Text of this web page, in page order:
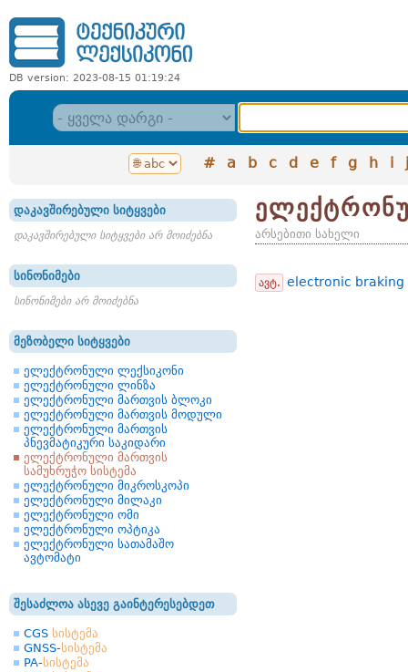
DB version: 2023-08-15 01:19:24
# a b c d e f g h i j
დაკავშირებული სიტყვები
დაკავშირებული სიტყვები არ მოიძებნა
სინონიმები
სინონიმები არ მოიძებნა
მეზობელი სიტყვები
ელექტრონული ლექსიკონი
ელექტრონული ლინზა
ელექტრონული მართვის ბლოკი
ელექტრონული მართვის მოდული
ელექტრონული მართვის
პნევმატიკური საკიდარი
ელექტრონული მართვის
სამუხრუჭო სისტემა
ელექტრონული მიკროსკოპი
ელექტრონული მილაკი
ელექტრონული ომი
ელექტრონული ოპტიკა
ელექტრონული სათამაშო
ავტომატი
შესაძლოა ასევე გაინტერესებდეთ
CGS სისტემა
GNSS-სისტემა
PA-სისტემა
არსებითი სახელი
ავტ. electronic braking